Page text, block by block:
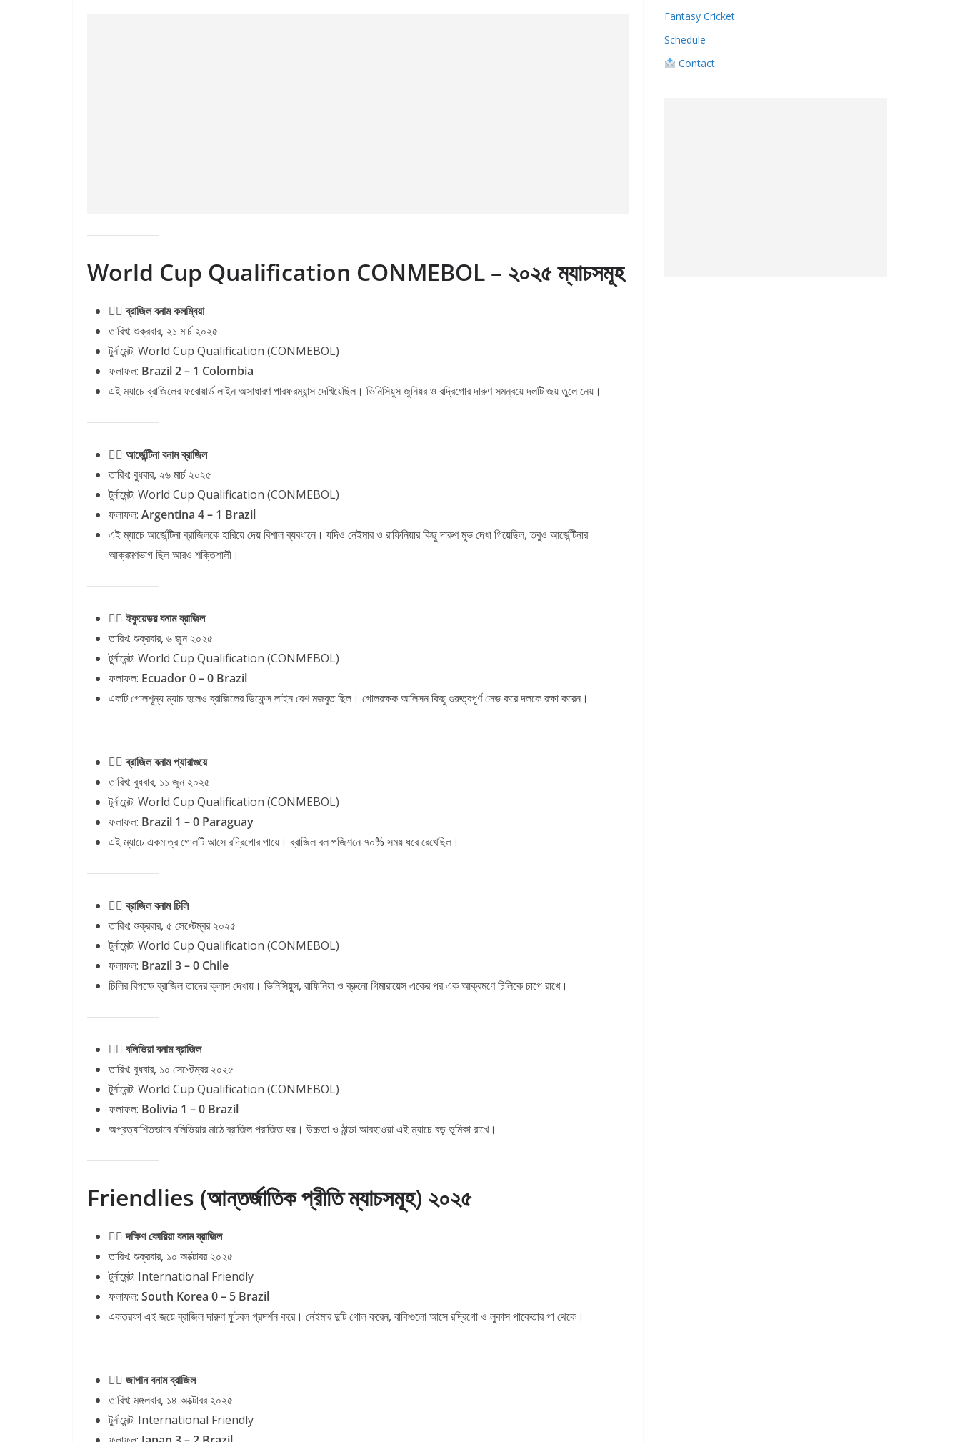
World Cup Qualification CONMEBOL – ২০২৫ ম্যাচসমূহ
১️⃣ ব্রাজিল বনাম কলম্বিয়া
তারিখ: শুক্রবার, ২১ মার্চ ২০২৫
টুর্নামেন্ট: World Cup Qualification (CONMEBOL)
ফলাফল: Brazil 2 – 1 Colombia
এই ম্যাচে ব্রাজিলের ফরোয়ার্ড লাইন অসাধারণ পারফরম্যান্স দেখিয়েছিল। ভিনিসিয়ুস জুনিয়র ও রদ্রিগোর দারুণ সমন্বয়ে দলটি জয় তুলে নেয়।
২️⃣ আর্জেন্টিনা বনাম ব্রাজিল
তারিখ: বুধবার, ২৬ মার্চ ২০২৫
টুর্নামেন্ট: World Cup Qualification (CONMEBOL)
ফলাফল: Argentina 4 – 1 Brazil
এই ম্যাচে আর্জেন্টিনা ব্রাজিলকে হারিয়ে দেয় বিশাল ব্যবধানে। যদিও নেইমার ও রাফিনিয়ার কিছু দারুণ মুভ দেখা গিয়েছিল, তবুও আর্জেন্টিনার
আক্রমণভাগ ছিল আরও শক্তিশালী।
৩️⃣ ইকুয়েডর বনাম ব্রাজিল
তারিখ: শুক্রবার, ৬ জুন ২০২৫
টুর্নামেন্ট: World Cup Qualification (CONMEBOL)
ফলাফল: Ecuador 0 – 0 Brazil
একটি গোলশূন্য ম্যাচ হলেও ব্রাজিলের ডিফেন্স লাইন বেশ মজবুত ছিল। গোলরক্ষক আলিসন কিছু গুরুত্বপূর্ণ সেভ করে দলকে রক্ষা করেন।
৪️⃣ ব্রাজিল বনাম প্যারাগুয়ে
তারিখ: বুধবার, ১১ জুন ২০২৫
টুর্নামেন্ট: World Cup Qualification (CONMEBOL)
ফলাফল: Brazil 1 – 0 Paraguay
এই ম্যাচে একমাত্র গোলটি আসে রদ্রিগোর পায়ে। ব্রাজিল বল পজিশনে ৭০% সময় ধরে রেখেছিল।
৫️⃣ ব্রাজিল বনাম চিলি
তারিখ: শুক্রবার, ৫ সেপ্টেম্বর ২০২৫
টুর্নামেন্ট: World Cup Qualification (CONMEBOL)
ফলাফল: Brazil 3 – 0 Chile
চিলির বিপক্ষে ব্রাজিল তাদের ক্লাস দেখায়। ভিনিসিয়ুস, রাফিনিয়া ও ব্রুনো গিমারায়েস একের পর এক আক্রমণে চিলিকে চাপে রাখে।
৬️⃣ বলিভিয়া বনাম ব্রাজিল
তারিখ: বুধবার, ১০ সেপ্টেম্বর ২০২৫
টুর্নামেন্ট: World Cup Qualification (CONMEBOL)
ফলাফল: Bolivia 1 – 0 Brazil
অপ্রত্যাশিতভাবে বলিভিয়ার মাঠে ব্রাজিল পরাজিত হয়। উচ্চতা ও ঠান্ডা আবহাওয়া এই ম্যাচে বড় ভূমিকা রাখে।
Friendlies (আন্তর্জাতিক প্রীতি ম্যাচসমূহ) ২০২৫
৭️⃣ দক্ষিণ কোরিয়া বনাম ব্রাজিল
তারিখ: শুক্রবার, ১০ অক্টোবর ২০২৫
টুর্নামেন্ট: International Friendly
ফলাফল: South Korea 0 – 5 Brazil
একতরফা এই জয়ে ব্রাজিল দারুণ ফুটবল প্রদর্শন করে। নেইমার দুটি গোল করেন, বাকিগুলো আসে রদ্রিগো ও লুকাস পাকেতার পা থেকে।
৮️⃣ জাপান বনাম ব্রাজিল
তারিখ: মঙ্গলবার, ১৪ অক্টোবর ২০২৫
টুর্নামেন্ট: International Friendly
Fantasy Cricket
Schedule
Contact